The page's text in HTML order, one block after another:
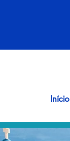
Início